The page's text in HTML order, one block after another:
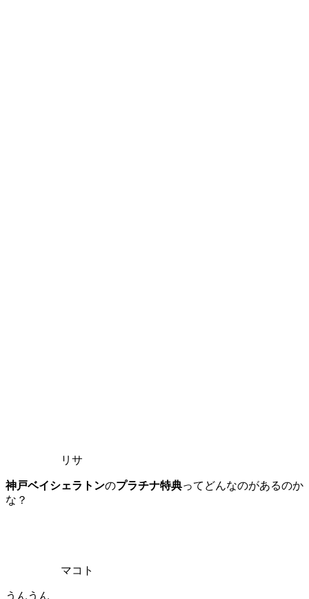
リサ
神戸ベイシェラトンのプラチナ特典ってどんなのがあるのか
な？
マコト
うんうん